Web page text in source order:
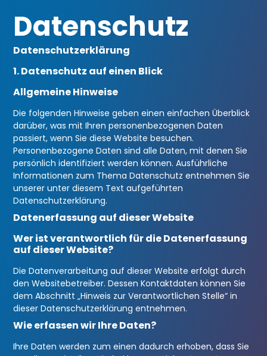
Datenschutz
Datenschutzerklärung
1. Datenschutz auf einen Blick
Allgemeine Hinweise
Die folgenden Hinweise geben einen einfachen Überblick
darüber, was mit Ihren personenbezogenen Daten
passiert, wenn Sie diese Website besuchen.
Personenbezogene Daten sind alle Daten, mit denen Sie
persönlich identifiziert werden können. Ausführliche
Informationen zum Thema Datenschutz entnehmen Sie
unserer unter diesem Text aufgeführten
Datenschutzerklärung.
Datenerfassung auf dieser Website
Wer ist verantwortlich für die Datenerfassung
auf dieser Website?
Die Datenverarbeitung auf dieser Website erfolgt durch
den Websitebetreiber. Dessen Kontaktdaten können Sie
dem Abschnitt „Hinweis zur Verantwortlichen Stelle“ in
dieser Datenschutzerklärung entnehmen.
Wie erfassen wir Ihre Daten?
Ihre Daten werden zum einen dadurch erhoben, dass Sie